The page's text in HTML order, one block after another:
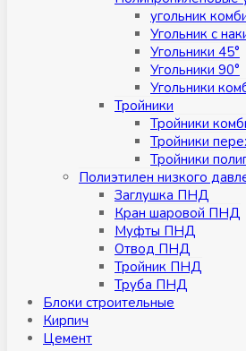
угольник
Угольник с
Угольники 45°
Угольники 90°
Угольники
Тройники
Тройники
Тройники
Тройники
Полиэтилен низкого
Заглушка ПНД
Кран шаровой ПНД
Муфты ПНД
Отвод ПНД
Тройник ПНД
Труба ПНД
Блоки строительные
Кирпич
Цемент